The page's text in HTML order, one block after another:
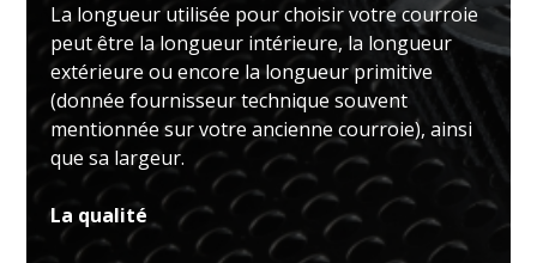
La longueur utilisée pour choisir votre courroie
peut être la longueur intérieure, la longueur
extérieure ou encore la longueur primitive
(donnée fournisseur technique souvent
mentionnée sur votre ancienne courroie), ainsi
que sa largeur.
La qualité